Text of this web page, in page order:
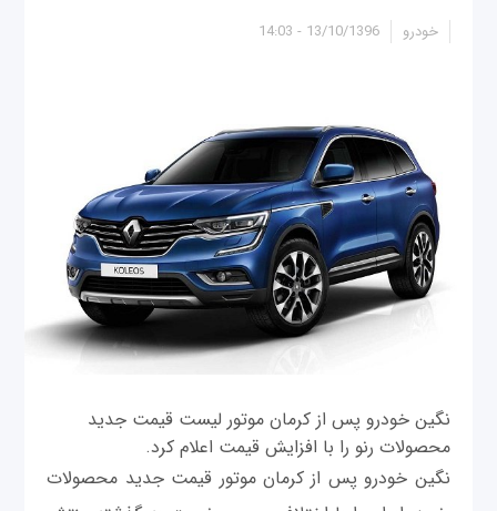
13/10/1396 - 14:03 خودرو
نگین خودرو پس از کرمان موتور لیست قیمت جدید
محصولات رنو را با افزایش قیمت اعلام کرد.
نگین خودرو پس از کرمان موتور قیمت جدید محصولات